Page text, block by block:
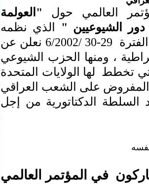
العالمي حول "العولمة
الشيوعيين " الذي نظمه
29-30 /6/2002 نعلن عن
، ومنها الحزب الشيوعي
تخطط
لها الولايات المتحدة
المفروض على الشعب العراقي
السلطة الدكتاتورية من إجل
في المؤتمر العالمي